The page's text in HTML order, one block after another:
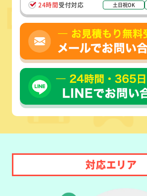
24時間受付対応 土日祝OK
対応エリア